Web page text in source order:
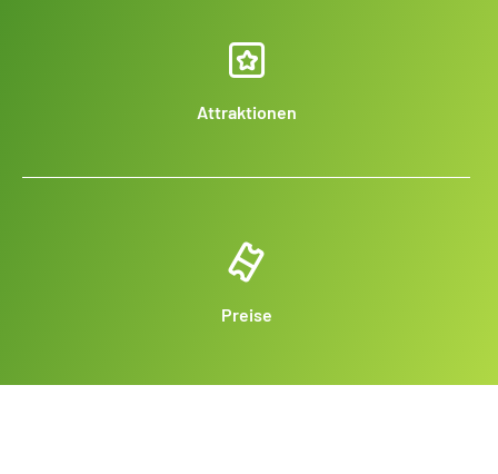
Attraktionen
Preise